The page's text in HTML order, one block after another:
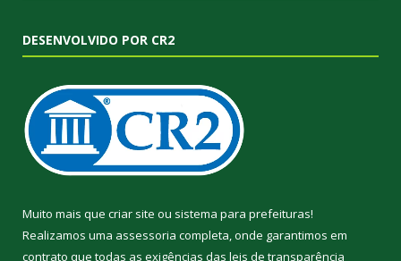
DESENVOLVIDO POR CR2
Muito mais que criar site ou sistema para prefeituras!
Realizamos uma assessoria completa, onde garantimos em
contrato que todas as exigências das leis de transparência